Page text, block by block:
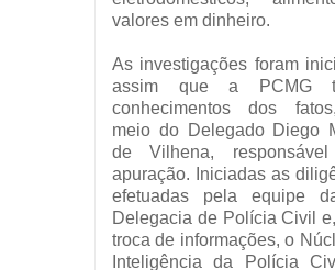
valores em dinheiro.
As investigações foram
assim que a PCMG
conhecimentos dos
meio do Delegado Diego
de Vilhena,
apuração. Iniciadas as
efetuadas pela equipe
Delegacia de Polícia Civil
troca de informações, o
Inteligência da Polícia